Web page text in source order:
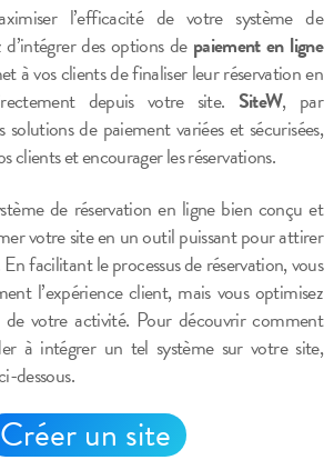
l’efficacité de votre système de
d’intégrer des options de paiement en ligne
à vos clients de finaliser leur réservation en
depuis votre site. SiteW, par
solutions de paiement variées et sécurisées,
clients et encourager les réservations.
de réservation en ligne bien conçu et
votre site en un outil puissant pour attirer
facilitant le processus de réservation, vous
l’expérience client, mais vous optimisez
de votre activité. Pour découvrir comment
à intégrer un tel système sur votre site,
dessous.
Créer un site